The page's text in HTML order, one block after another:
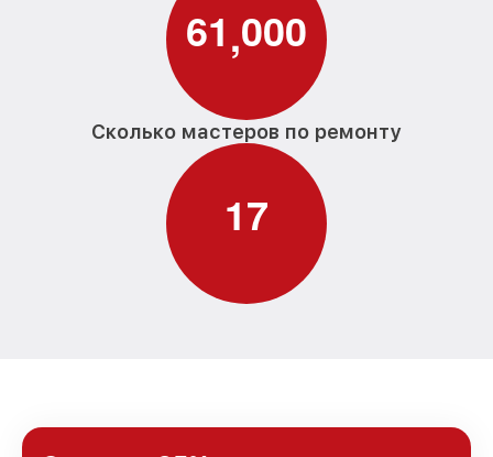
61,000
Сколько мастеров по ремонту
17